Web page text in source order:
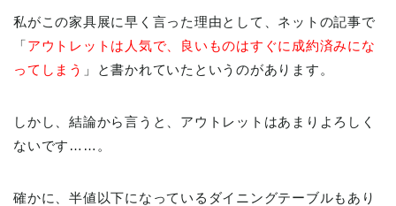
私がこの家具展に早く言った理由として、ネットの記事で
「アウトレットは人気で、良いものはすぐに成約済みにな
ってしまう 」と書かれていたというのがあります。
しかし、結論から言うと、アウトレットはあまりよろしく
ないです……。
確かに、半値以下になっているダイニングテーブルもあり